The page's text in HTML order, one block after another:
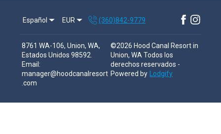
Español EUR (360)842-9779
8761 WA-106, Union, WA,
Estados Unidos 98592
Email :
manager@hoodcanalresort
.com
©2026 Hood Canal Resort in
Union, WA Todos los
derechos reservados -
Powered by
Lodgify